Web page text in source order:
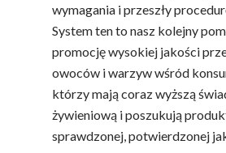
wymagania i przeszły
System ten to nasz kolejny
promocję wysokiej jakości
owoców i warzyw wśród
którzy mają coraz wyższą
żywieniową i poszukują
sprawdzonej, potwierdzonej